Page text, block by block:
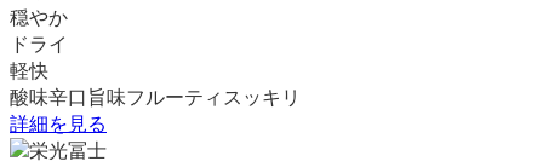
穏やか
ドライ
軽快
酸味辛口 旨味フルーティ スッキリ
詳細を見る